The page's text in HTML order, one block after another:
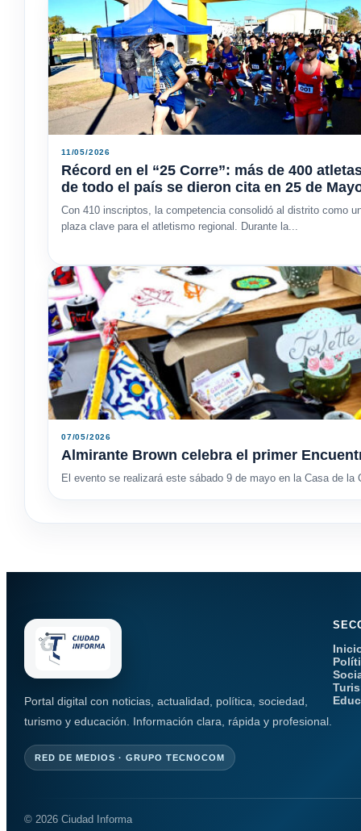
11/05/2026
Récord en el “25 Corre”: más de 400
de todo el país se dieron cita en 25 de
Con 410 inscriptos, la competencia consolidó al distrito como
plaza clave para el atletismo regional. Durante la...
07/05/2026
Almirante Brown celebra el primer
El evento se realizará este sábado 9 de mayo en la Casa de la
Portal digital con noticias, actualidad, política, sociedad,
turismo y educación. Información clara, rápida y profesional.
RED DE MEDIOS · GRUPO TECNOCOM
© 2026 Ciudad Informa